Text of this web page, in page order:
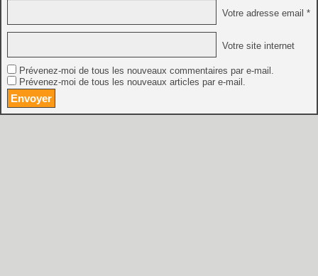
Votre adresse email *
Votre site internet
Prévenez-moi de tous les nouveaux commentaires par e-mail.
Prévenez-moi de tous les nouveaux articles par e-mail.